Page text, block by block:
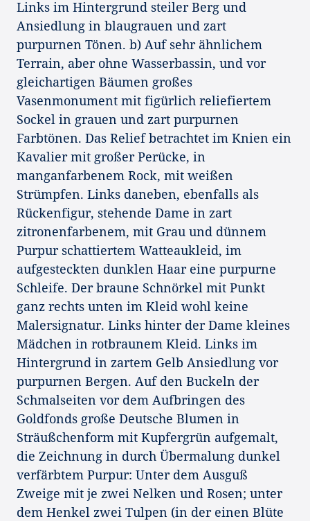
Links im Hintergrund steiler Berg und
Ansiedlung in blaugrauen und zart
purpurnen Tönen. b) Auf sehr ähnlichem
Terrain, aber ohne Wasserbassin, und vor
gleichartigen Bäumen großes
Vasenmonument mit figürlich reliefiertem
Sockel in grauen und zart purpurnen
Farbtönen. Das Relief betrachtet im Knien ein
Kavalier mit großer Perücke, in
manganfarbenem Rock, mit weißen
Strümpfen. Links daneben, ebenfalls als
Rückenfigur, stehende Dame in zart
zitronenfarbenem, mit Grau und dünnem
Purpur schattiertem Watteaukleid, im
aufgesteckten dunklen Haar eine purpurne
Schleife. Der braune Schnörkel mit Punkt
ganz rechts unten im Kleid wohl keine
Malersignatur. Links hinter der Dame kleines
Mädchen in rotbraunem Kleid. Links im
Hintergrund in zartem Gelb Ansiedlung vor
purpurnen Bergen. Auf den Buckeln der
Schmalseiten vor dem Aufbringen des
Goldfonds große Deutsche Blumen in
Sträußchenform mit Kupfergrün aufgemalt,
die Zeichnung in durch Übermalung dunkel
verfärbtem Purpur: Unter dem Ausguß
Zweige mit je zwei Nelken und Rosen; unter
dem Henkel zwei Tulpen (in der einen Blüte